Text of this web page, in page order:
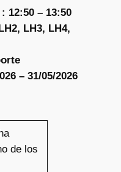
12:50 – 13:50
LH3, LH4,
– 31/05/2026
de los